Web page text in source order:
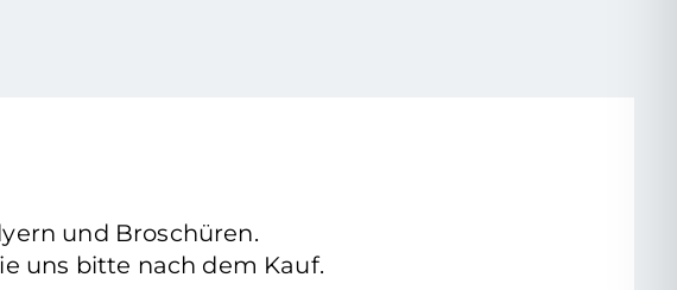
und Broschüren.
uns bitte nach dem Kauf.